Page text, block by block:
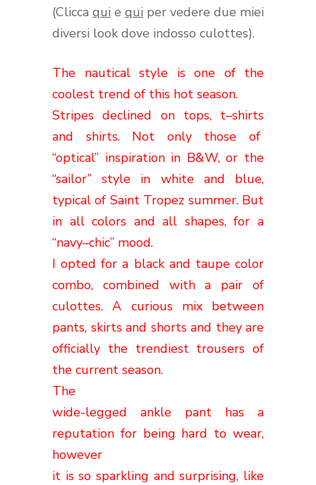
(Clicca qui e qui per vedere due miei
diversi look dove indosso culottes).
The nauticalstyle is one of the
coolest trend of this hot season.
Stripes declined on tops, t–shirts
and shirts. Not only those
of
“optical” inspiration in B&W,or the
“sailor” style in white and blue,
typical of Saint Tropez summer. But
in all colors and all shapes, for a
“navy–chic” mood.
I opted for a black and taupe color
combo, combined with a
pair of
culottes. A curious mix between
pants, skirts and shorts and they are
officially the trendiesttrousers of
the current season.
The
wide-legged ankle pant has a
reputation for being hard to wear,
however
it is so sparkling and surprising, like